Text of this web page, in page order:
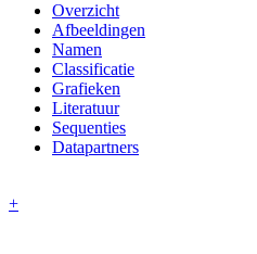
Overzicht
Afbeeldingen
Namen
Classificatie
Grafieken
Literatuur
Sequenties
Datapartners
+